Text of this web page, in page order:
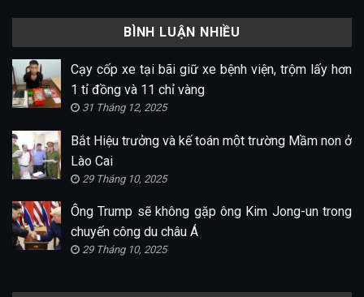
BÌNH LUẬN NHIỀU
Cạy cốp xe tại bãi giữ xe bệnh viện, trộm lấy hơn
1 tỉ đồng và 11 chỉ vàng
31 Tháng 12, 2025
Bắt Hiệu trưởng và kế toán một trường Mầm non ở
Lào Cai
29 Tháng 10, 2025
Ông Trump sẽ không gặp ông Kim Jong-un trong
chuyến công du châu Á
29 Tháng 10, 2025